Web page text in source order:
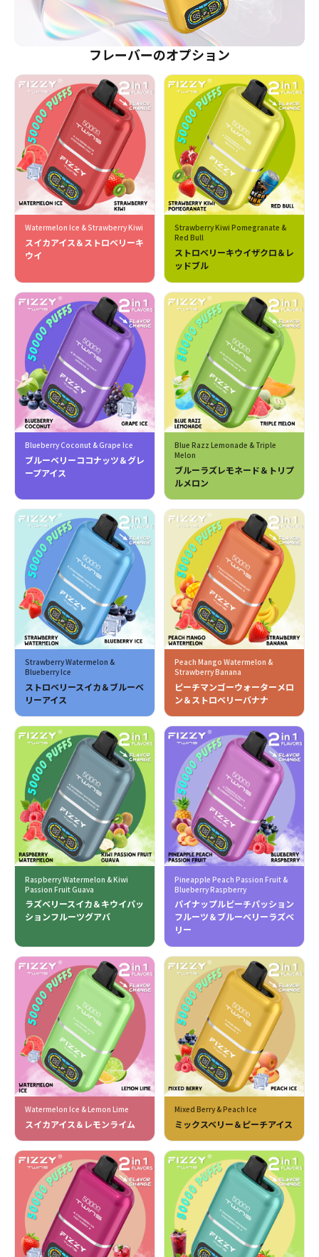
フレーバーのオプション
Watermelon Ice & Strawberry Kiwi
スイカアイス＆ストロベリーキ
ウイ
Strawberry Kiwi Pomegranate &
Red Bull
ストロベリーキウイザクロ＆レ
ッドブル
Blueberry Coconut & Grape Ice
ブルーベリーココナッツ＆グレ
ープアイス
Blue Razz Lemonade & Triple
Melon
ブルーラズレモネード＆トリプ
ルメロン
Strawberry Watermelon &
Blueberry Ice
ストロベリースイカ＆ブルーベ
リーアイス
Peach Mango Watermelon &
Strawberry Banana
ピーチマンゴーウォーターメロ
ン＆ストロベリーバナナ
Raspberry Watermelon & Kiwi
Passion Fruit Guava
ラズベリースイカ＆キウイパッ
ションフルーツグアバ
Pineapple Peach Passion Fruit &
Blueberry Raspberry
パイナップルピーチパッション
フルーツ＆ブルーベリーラズベ
リー
Watermelon Ice & Lemon Lime
スイカアイス＆レモンライム
Mixed Berry & Peach Ice
ミックスベリー＆ピーチアイス